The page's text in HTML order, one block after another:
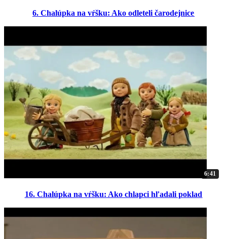
6. Chalúpka na vŕšku: Ako odleteli čarodejnice
6:41
16. Chalúpka na vŕšku: Ako chlapci hľadali poklad